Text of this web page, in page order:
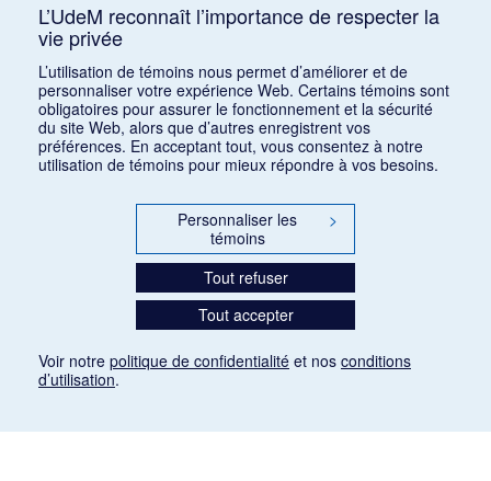
Classer par :auteur (a) |auteur (d)|date (a)|date (d)
(a) |titre (d)|ajout récent
L’UdeM reconnaît l’importance de respecter la
vie privée
L’utilisation de témoins nous permet d’améliorer et de
personnaliser votre expérience Web. Certains témoins sont
obligatoires pour assurer le fonctionnement et la sécurité
du site Web, alors que d’autres enregistrent vos
préférences. En acceptant tout, vous consentez à notre
utilisation de témoins pour mieux répondre à vos besoins.
Personnaliser les
témoins
>
Tout refuser
Tout accepter
Voir notre politique de confidentialité et nos conditions
d’utilisation.